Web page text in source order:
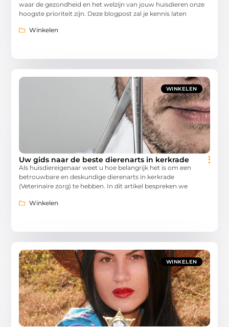
waar de gezondheid en het welzijn van jouw huisdieren onze
hoogste prioriteit zijn. Deze blogpost zal je kennis laten
Winkelen
WINKELEN
Uw gids naar de beste dierenarts in kerkrade
Als huisdiereigenaar weet u hoe belangrijk het is om een
betrouwbare en deskundige dierenarts in kerkrade
(Veterinaire zorg) te hebben. In dit artikel bespreken we
Winkelen
WINKELEN